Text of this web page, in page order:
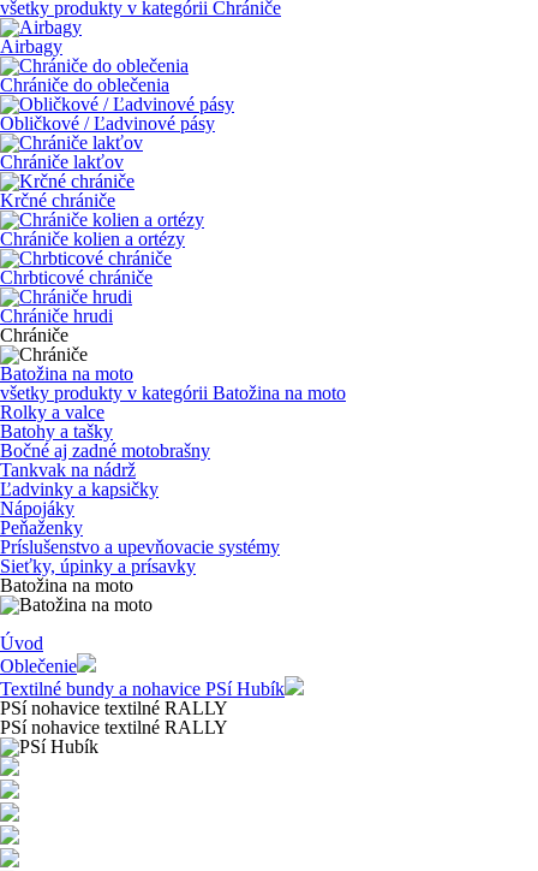
všetky produkty v kategórii Chrániče
Airbagy
Chrániče do oblečenia
Obličkové / Ľadvinové pásy
Chrániče lakťov
Krčné chrániče
Chrániče kolien a ortézy
Chrbticové chrániče
Chrániče hrudi
Chrániče
Batožina na moto
všetky produkty v kategórii Batožina na moto
Rolky a valce
Batohy a tašky
Bočné aj zadné motobrašny
Tankvak na nádrž
Ľadvinky a kapsičky
Nápojáky
Peňaženky
Príslušenstvo a upevňovacie systémy
Sieťky, úpinky a prísavky
Batožina na moto
Úvod
Oblečenie
Textilné bundy a nohavice PSí Hubík
PSí nohavice textilné RALLY
PSí nohavice textilné RALLY